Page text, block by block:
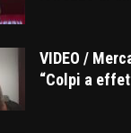
VIDEO /
“Colpi a